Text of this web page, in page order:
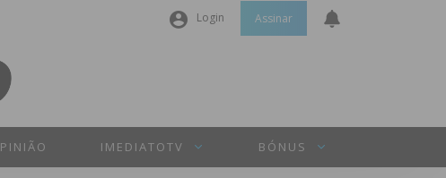
Login
Senha
Assinar
IMEDIATOTV BÓNUS